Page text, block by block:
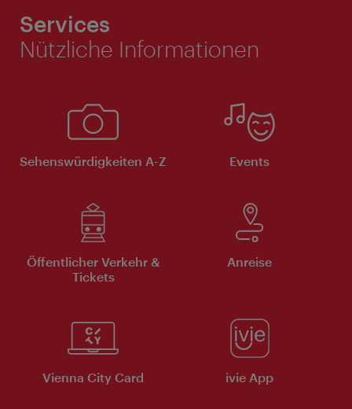
Services
Nützliche Informationen
Sehenswürdigkeiten A-Z Events
Öffentlicher Verkehr &
Tickets
Anreise
Vienna City Card ivie App